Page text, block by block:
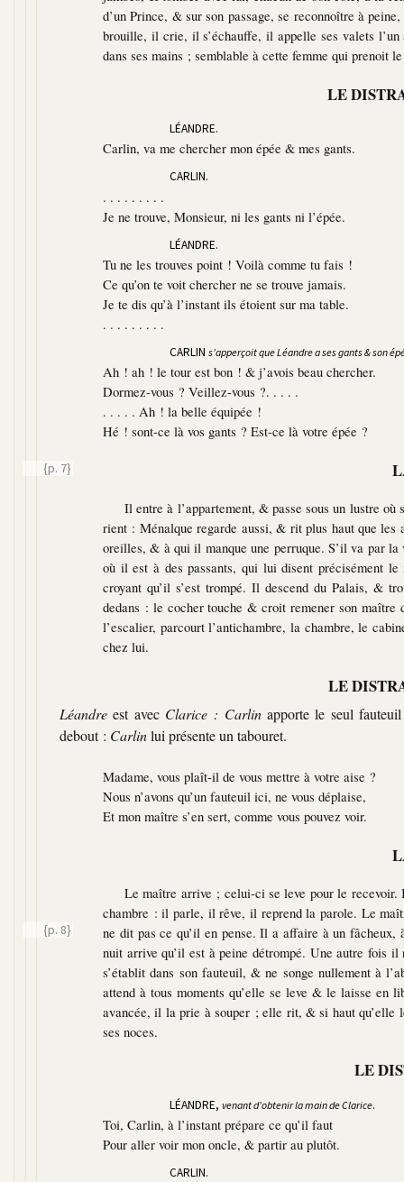
d’un Prince, & sur son passage, se reconnoître à
brouille, il crie, il s’échauffe, il appelle ses valets
dans ses mains ; semblable à cette femme qui prenoit
LE
LÉANDRE.
Carlin, va me chercher mon épée & mes gants.
CARLIN.
. . . . . . . . .
Je ne trouve, Monsieur, ni les gants ni l’épée.
LÉANDRE.
Tu ne les trouves point ! Voilà comme tu fais !
Ce qu’on te voit chercher ne se trouve jamais.
Je te dis qu’à l’instant ils étoient sur ma table.
. . . . . . . . .
CARLINs’apperçoit que Léandre a ses gants & son
Ah ! ah ! le tour est bon ! & j’avois beau chercher.
Dormez-vous ? Veillez-vous ?. . . . .
. . . . . Ah ! la belle équipée !
Hé ! sont-ce là vos gants ? Est-ce là votre épée ?
{p. 7}
Il entre à l’appartement, & passe sous un lustre
rient : Ménalque regarde aussi, & rit plus haut que les
oreilles, & à qui il manque une perruque. S’il va par
où il est à des passants, qui lui disent précisément
croyant qu’il s’est trompé. Il descend du Palais, &
dedans : le cocher touche & croit remener son maître
l’escalier, parcourt l’antichambre, la chambre, le
chez lui.
LE
Léandre est avec Clarice : Carlinapporte le seul
debout : Carlinlui présente un tabouret.
Madame, vous plaît-il de vous mettre à votre aise ?
Nous n’avons qu’un fauteuil ici, ne vous déplaise,
Et mon maître s’en sert, comme vous pouvez voir.
Le maître arrive ; celui-ci se leve pour le
chambre : il parle, il rêve, il reprend la parole. Le
ne dit pas ce qu’il
{p. 8}
en pense. Il a affaire à un
nuit arrive qu’il est à peine détrompé. Une autre fois
s’établit dans son fauteuil, & ne songe nullement à
attend à tous moments qu’elle se leve & le laisse
avancée, il la prie à souper ; elle rit, & si haut
ses noces.
LE
LÉANDRE,venant d’obtenir la main de Clarice.
Toi, Carlin, à l’instant prépare ce qu’il faut
Pour aller voir mon oncle, & partir au plutôt.
CARLIN.